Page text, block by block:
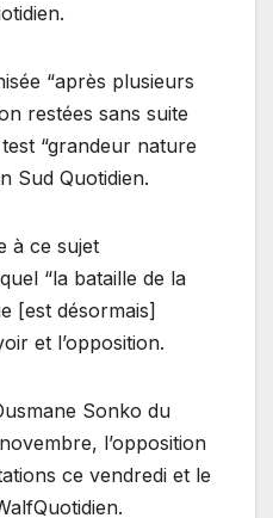
“après plusieurs
restées sans suite
test “grandeur nature
Sud Quotidien.
à ce sujet
“la bataille de la
[est désormais]
et l’opposition.
Sonko du
l’opposition
ce vendredi et le